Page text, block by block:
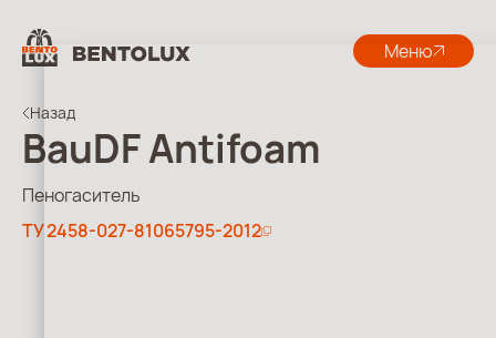
Меню
Назад
BauDF Antifoam
Пеногаситель
ТУ 2458-027-81065795-2012